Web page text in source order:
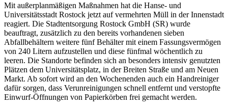
Mit außerplanmäßigen Maßnahmen hat die Hanse- und
Universitätsstadt Rostock jetzt auf vermehrten Müll in der Innenstadt
reagiert. Die Stadtentsorgung Rostock GmbH (SR) wurde
beauftragt, zusätzlich zu den bereits vorhandenen sieben
Abfallbehältern weitere fünf Behälter mit einem Fassungsvermögen
von 240 Litern aufzustellen und diese fünfmal wöchentlich zu
leeren. Die Standorte befinden sich an besonders intensiv genutzten
Plätzen dem Universitätsplatz, in der Breiten Straße und am Neuen
Markt. Ab sofort wird an den Wochenenden auch ein Handreiniger
dafür sorgen, dass Verunreinigungen schnell entfernt und verstopfte
Einwurf-Öffnungen von Papierkörben frei gemacht werden.